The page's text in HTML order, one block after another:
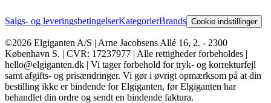
Salgs- og leveringsbetingelserKategorierBrands Cookie indstillinger
©2026 Elgiganten A/S | Arne Jacobsens Allé 16, 2. - 2300
København S. | CVR: 17237977 | Alle rettigheder forbeholdes |
hello@elgiganten.dk | Vi tager forbehold for tryk- og korrekturfejl
samt afgifts- og prisændringer. Vi gør i øvrigt opmærksom på at din
bestilling ikke er bindende for Elgiganten, før Elgiganten har
behandlet din ordre og sendt en bindende faktura.